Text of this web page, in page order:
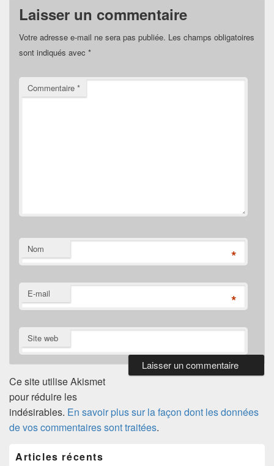
Laisser un commentaire
Votre adresse e-mail ne sera pas publiée. Les champs obligatoires
sont indiqués avec *
Commentaire *
Nom *
E-mail *
Site web
Ce site utilise Akismet
pour réduire les
indésirables. En savoir plus sur la façon dont les données
de vos commentaires sont traitées.
principale
Articles récents